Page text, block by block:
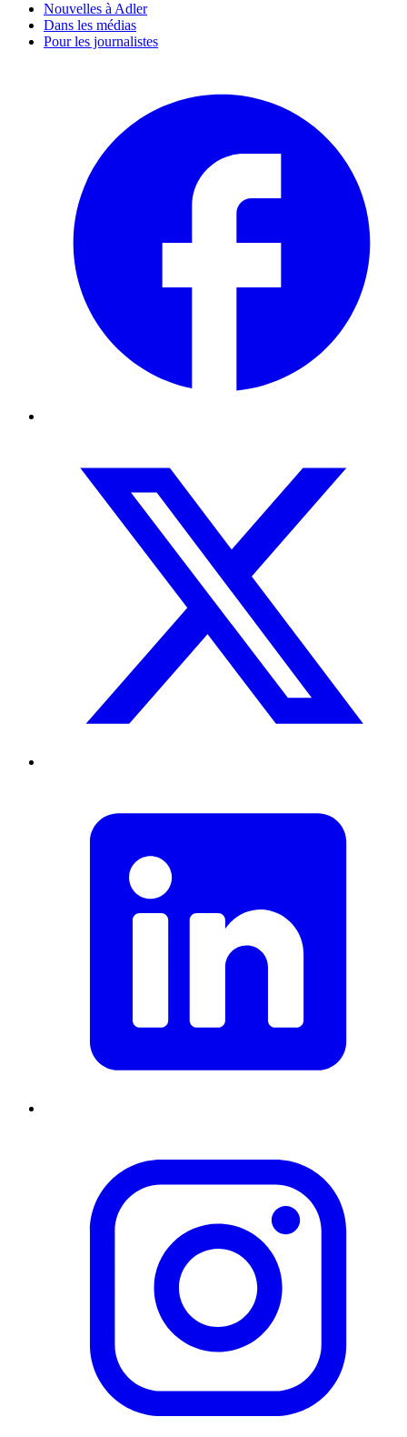
Nouvelles à Adler
Dans les médias
Pour les journalistes